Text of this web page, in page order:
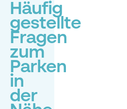
Häufig
gestellte
Fragen
zum
Parken
in
der